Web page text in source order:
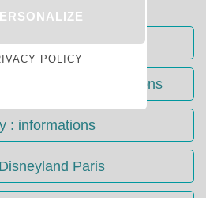
guide complet
: toutes les informations
: informations
Paris
POLICY